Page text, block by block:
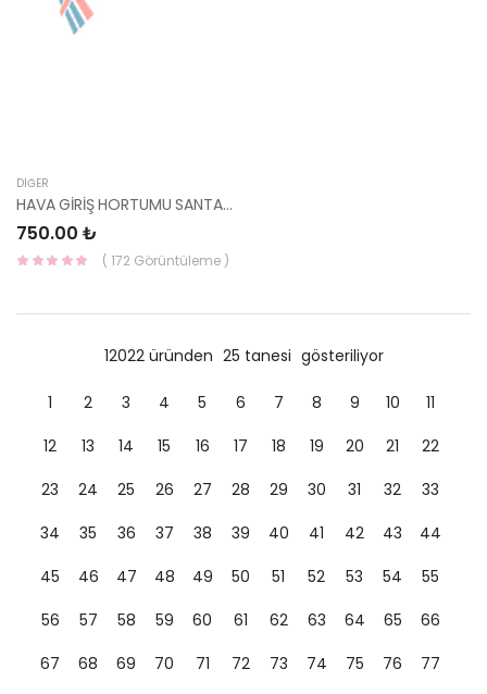
DIĞER
HAVA GİRİŞ HORTUMU SANTA FE 02-05 28139-26330-YS
750.00 ₺
( 172 Görüntüleme )
12022 üründen 25 tanesi gösteriliyor
1 2 3 4 5 6 7 8 9 10
11
12
13 14 15 16 17 18 19 20 21
22
23
24 25 26 27 28 29 30 31 32
33
34
35 36 37 38 39 40 41 42 43
44
45
46 47 48 49 50 51 52 53 54
55
56
57 58 59 60 61 62 63 64 65
66
67
68 69 70 71 72 73 74 75 76
77